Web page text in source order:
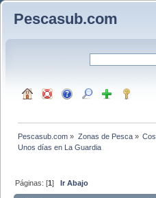
Pescasub.com
Pescasub.com » Zonas de Pesca»
Unos días en La Guardia
Páginas: [1]Ir Abajo